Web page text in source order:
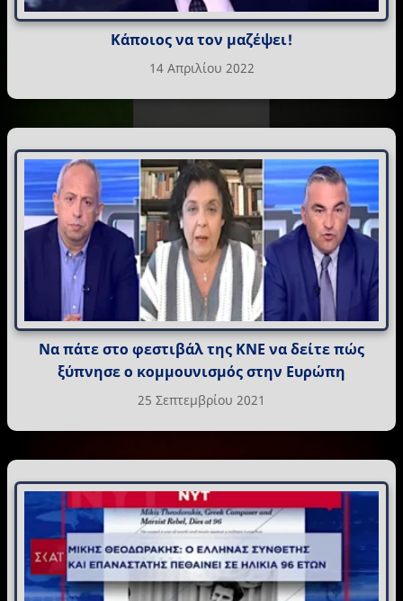
Κάποιος να τον μαζέψει!
14 Απριλίου 2022
Να πάτε στο φεστιβάλ της ΚΝΕ να δείτε πώς
ξύπνησε ο κομμουνισμός στην Ευρώπη
25 Σεπτεμβρίου 2021